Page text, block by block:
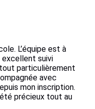
L’équipe est à
excellent suivi
particulièrement
avec
mon inscription.
précieux tout au